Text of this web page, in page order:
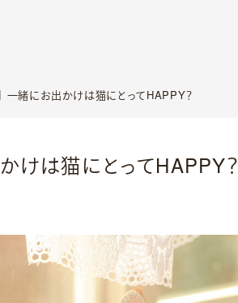
一緒にお出かけは猫にとってHAPPY？
けは猫にとってHAPPY？